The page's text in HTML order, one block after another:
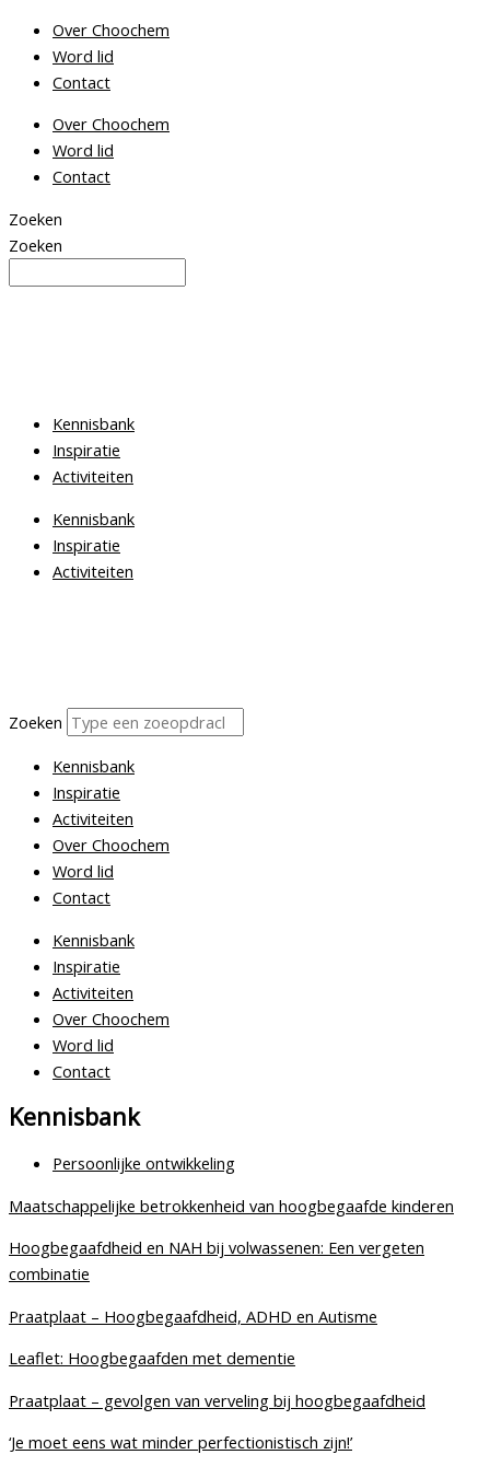
naar
inhoud
Over Choochem
Word lid
Contact
Over Choochem
Word lid
Contact
Zoeken
Zoeken
Kennisbank
Inspiratie
Activiteiten
Kennisbank
Inspiratie
Activiteiten
Zoeken
Kennisbank
Inspiratie
Activiteiten
Over Choochem
Word lid
Contact
Kennisbank
Inspiratie
Activiteiten
Over Choochem
Word lid
Contact
Kennisbank
Persoonlijke ontwikkeling
Maatschappelijke betrokkenheid van hoogbegaafde kinderen
Hoogbegaafdheid en NAH bij volwassenen: Een vergeten
combinatie
Praatplaat – Hoogbegaafdheid, ADHD en Autisme
Leaflet: Hoogbegaafden met dementie
Praatplaat – gevolgen van verveling bij hoogbegaafdheid
‘Je moet eens wat minder perfectionistisch zijn!’